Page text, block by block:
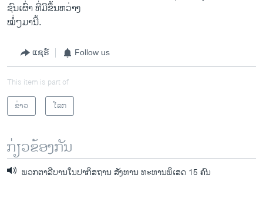
ຊົນເຜົ່າ ທີ່ມີຂຶ້ນຫວ່າງ
ໝໍ່ໆມານີ້.
ແຊຣ໌ Follow us
This item is part of
ຂ່າວ
ໂລກ
ກ່ຽວຂ້ອງກັນ
ພວກຕາລີບານໃນປາກິສຖານ ສັງຫານ ທະຫານພິເສດ 15 ຄົນ